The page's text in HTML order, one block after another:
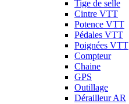
Tige de selle
Cintre VTT
Potence VTT
Pédales VTT
Poignées VTT
Compteur
Chaine
GPS
Outillage
Dérailleur AR